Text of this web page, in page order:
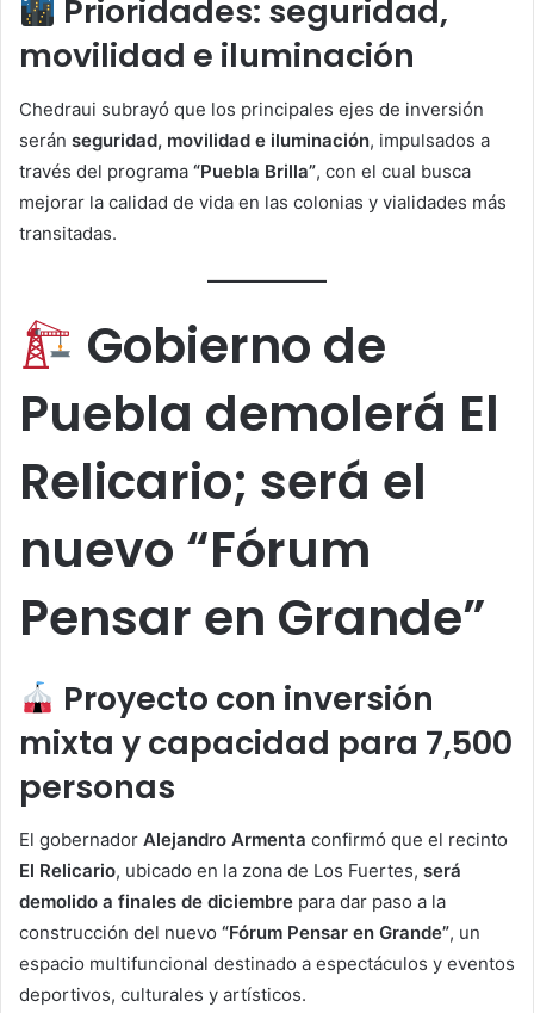
Prioridades: seguridad,
movilidad e iluminación
Chedraui subrayó que los principales ejes de inversión
serán seguridad, movilidad e iluminación, impulsados a
través del programa “Puebla Brilla”, con el cual busca
mejorar la calidad de vida en las colonias y vialidades más
transitadas.
Gobierno de
Puebla demolerá El
Relicario; será el
nuevo “Fórum
Pensar en Grande”
Proyecto con inversión
mixta y capacidad para 7,500
personas
El gobernador Alejandro Armenta confirmó que el recinto
El Relicario, ubicado en la zona de Los Fuertes, será
demolido a finales de diciembre para dar paso a la
construcción del nuevo “Fórum Pensar en Grande”, un
espacio multifuncional destinado a espectáculos y eventos
deportivos, culturales y artísticos.